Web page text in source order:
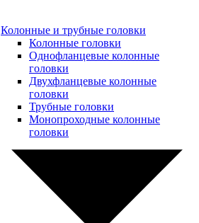
Колонные и трубные головки
Колонные головки
Однофланцевые колонные
головки
Двухфланцевые колонные
головки
Трубные головки
Монопроходные колонные
головки